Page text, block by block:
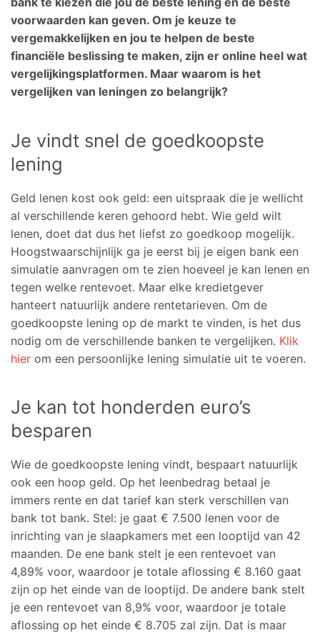
voorwaarden kan geven. Om je keuze te
vergemakkelijken en jou te helpen de beste
financiële beslissing te maken, zijn er online heel wat
vergelijkingsplatformen. Maar waarom is het
vergelijken van leningen zo belangrijk?
Je vindt snel de goedkoopste
lening
Geld lenen kost ook geld: een uitspraak die je wellicht
al verschillende keren gehoord hebt. Wie geld wilt
lenen, doet dat dus het liefst zo goedkoop mogelijk.
Hoogstwaarschijnlijk ga je eerst bij je eigen bank een
simulatie aanvragen om te zien hoeveel je kan lenen en
tegen welke rentevoet. Maar elke kredietgever
hanteert natuurlijk andere rentetarieven. Om de
goedkoopste lening op de markt te vinden, is het dus
nodig om de verschillende banken te vergelijken. Klik
hier om een persoonlijke lening simulatie uit te voeren.
Je kan tot honderden euro’s
besparen
Wie de goedkoopste lening vindt, bespaart natuurlijk
ook een hoop geld. Op het leenbedrag betaal je
immers rente en dat tarief kan sterk verschillen van
bank tot bank. Stel: je gaat € 7.500 lenen voor de
inrichting van je slaapkamers met een looptijd van 42
maanden. De ene bank stelt je een rentevoet van
4,89% voor, waardoor je totale aflossing € 8.160 gaat
zijn op het einde van de looptijd. De andere bank stelt
je een rentevoet van 8,9% voor, waardoor je totale
aflossing op het einde € 8.705 zal zijn. Dat is maar